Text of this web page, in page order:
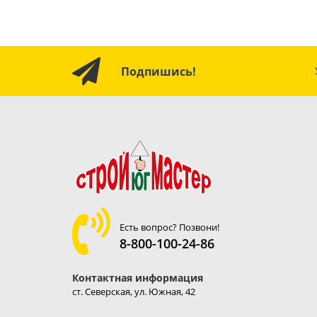
Подпишись!
Есть вопрос? Позвони!
8-800-100-24-86
Контактная информация
ст. Северская, ул. Южная, 42